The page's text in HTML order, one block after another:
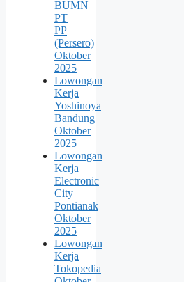
BUMN
PT
PP
(Persero)
Oktober
2025
Lowongan
Kerja
Yoshinoya
Bandung
Oktober
2025
Lowongan
Kerja
Electronic
City
Pontianak
Oktober
2025
Lowongan
Kerja
Tokopedia